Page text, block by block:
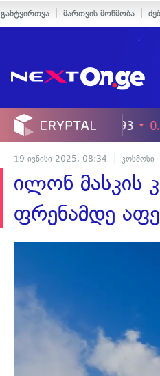
განტვირთვა მართვის მოწმობა
19 ივნისი 2025, 08:34 კოსმოსი
ილონ მასკის
ფრენამდე